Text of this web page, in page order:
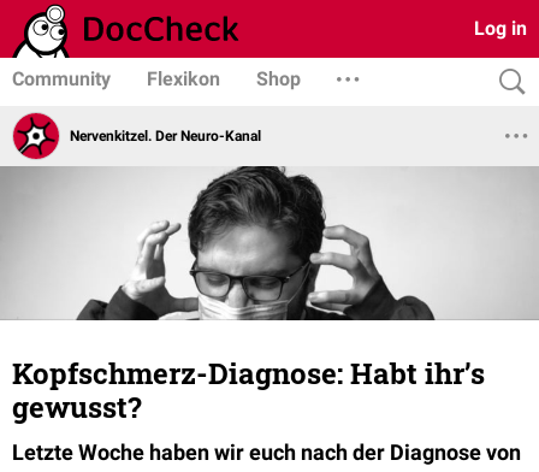
Log in
Community Flexikon Shop
Nervenkitzel. Der Neuro-Kanal
Kopfschmerz-Diagnose: Habt ihr’s
gewusst?
Letzte Woche haben wir euch nach der Diagnose von